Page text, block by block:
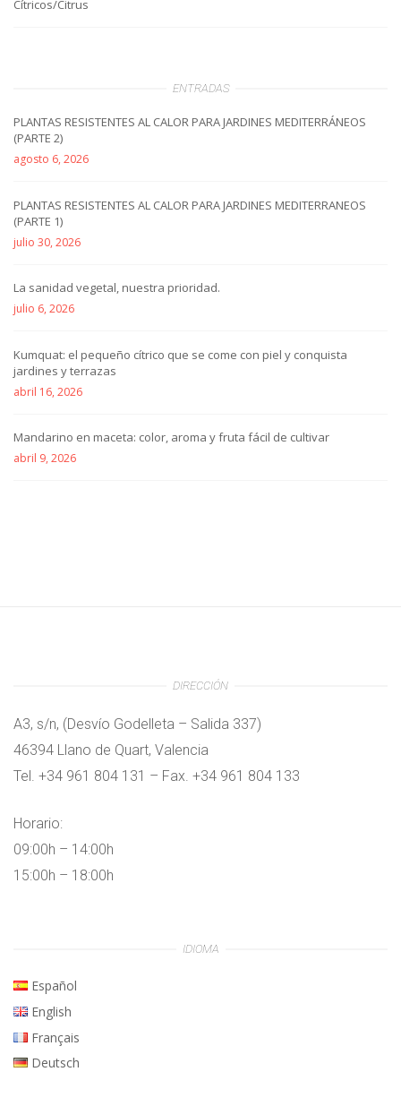
Cítricos/Citrus
ENTRADAS
PLANTAS RESISTENTES AL CALOR PARA JARDINES MEDITERRÁNEOS
(PARTE 2)
agosto 6, 2026
PLANTAS RESISTENTES AL CALOR PARA JARDINES MEDITERRANEOS
(PARTE 1)
julio 30, 2026
La sanidad vegetal, nuestra prioridad.
julio 6, 2026
Kumquat: el pequeño cítrico que se come con piel y conquista
jardines y terrazas
abril 16, 2026
Mandarino en maceta: color, aroma y fruta fácil de cultivar
abril 9, 2026
DIRECCIÓN
A3, s/n, (Desvío Godelleta – Salida 337)
46394 Llano de Quart, Valencia
Tel. +34 961 804 131 – Fax. +34 961 804 133
Horario:
09:00h – 14:00h
15:00h – 18:00h
IDIOMA
Español
English
Français
Deutsch